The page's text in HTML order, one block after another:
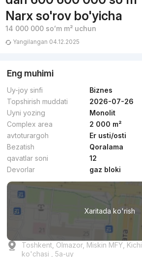
Narx so'rov bo'yicha
14 000 000 soʻmm² uchun
Yangilangan 04.12.2025
Eng muhimi
Uy-joy sinfi
Biznes
Topshirish muddati
2026-07-26
Uyni yozing
Monolit
Complex area
2 000 m²
avtoturargoh
Er usti/osti
Bezatish
Qoralama
qavatlar soni
12
Devorlar
gaz bloki
Xaritada ko'rish
Toshkent, Olmazor, Miskin MFY,
ko'chasi , 5а-uy